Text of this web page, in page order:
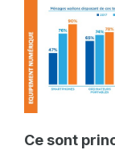
Ce sont